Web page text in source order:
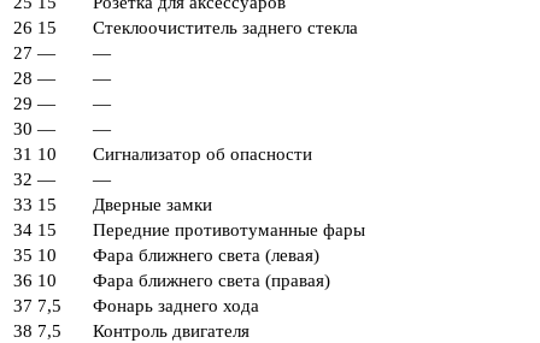
26 15
Стеклоочиститель заднего стекла
27 —
—
28 —
—
29 —
—
30 —
—
31 10
Сигнализатор об опасности
32 —
—
33 15
Дверные замки
34 15
Передние противотуманные фары
35 10
Фара ближнего света (левая)
36 10
Фара ближнего света (правая)
37 7,5
Фонарь заднего хода
38 7,5
Контроль двигателя